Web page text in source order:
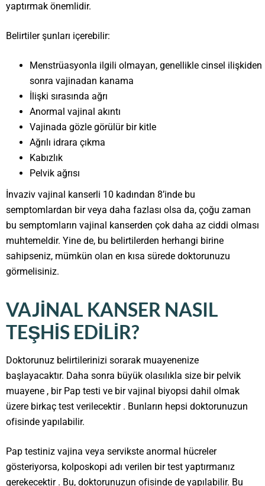
yaptırmak önemlidir.
Belirtiler şunları içerebilir:
Menstrüasyonla ilgili olmayan, genellikle cinsel ilişkiden
sonra vajinadan kanama
İlişki sırasında ağrı
Anormal vajinal akıntı
Vajinada gözle görülür bir kitle
Ağrılı idrara çıkma
Kabızlık
Pelvik ağrısı
İnvaziv vajinal kanserli 10 kadından 8’inde bu
semptomlardan bir veya daha fazlası olsa da, çoğu zaman
bu semptomların vajinal kanserden çok daha az ciddi olması
muhtemeldir. Yine de, bu belirtilerden herhangi birine
sahipseniz, mümkün olan en kısa sürede doktorunuzu
görmelisiniz.
VAJINAL KANSER NASIL
TEŞHIS EDILIR?
Doktorunuz belirtilerinizi sorarak muayenenize
başlayacaktır. Daha sonra büyük olasılıkla size bir pelvik
muayene , bir Pap testi ve bir vajinal biyopsi dahil olmak
üzere birkaç test verilecektir . Bunların hepsi doktorunuzun
ofisinde yapılabilir.
Pap testiniz vajina veya servikste anormal hücreler
gösteriyorsa, kolposkopi adı verilen bir test yaptırmanız
gerekecektir . Bu, doktorunuzun ofisinde de yapılabilir. Bu